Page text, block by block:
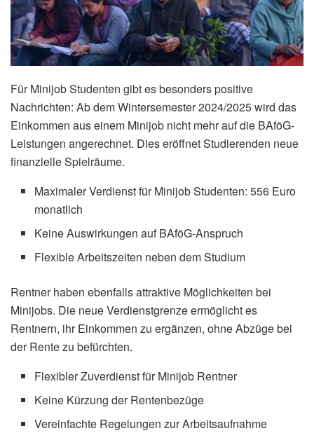
Für Minijob Studenten gibt es besonders positive
Nachrichten: Ab dem Wintersemester 2024/2025 wird das
Einkommen aus einem Minijob nicht mehr auf die BAföG-
Leistungen angerechnet. Dies eröffnet Studierenden neue
finanzielle Spielräume.
Maximaler Verdienst für Minijob Studenten: 556 Euro
monatlich
Keine Auswirkungen auf BAföG-Anspruch
Flexible Arbeitszeiten neben dem Studium
Rentner haben ebenfalls attraktive Möglichkeiten bei
Minijobs. Die neue Verdienstgrenze ermöglicht es
Rentnern, ihr Einkommen zu ergänzen, ohne Abzüge bei
der Rente zu befürchten.
Flexibler Zuverdienst für Minijob Rentner
Keine Kürzung der Rentenbezüge
Vereinfachte Regelungen zur Arbeitsaufnahme